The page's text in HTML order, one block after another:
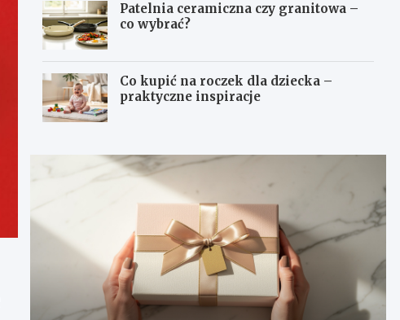
Patelnia ceramiczna czy granitowa –
co wybrać?
Co kupić na roczek dla dziecka –
praktyczne inspiracje